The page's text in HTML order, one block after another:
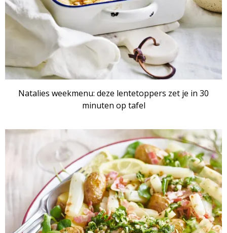
Natalies weekmenu: deze lentetoppers zet je in 30
minuten op tafel